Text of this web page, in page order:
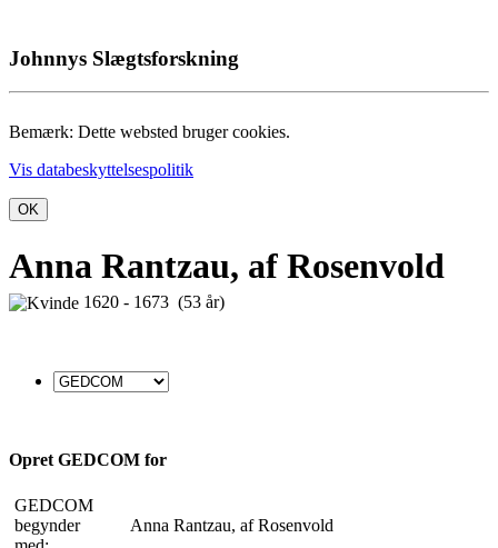
Johnnys Slægtsforskning
Bemærk: Dette websted bruger cookies.
Vis databeskyttelsespolitik
OK
Anna Rantzau, af Rosenvold
1620 - 1673 (53 år)
Opret GEDCOM for
GEDCOM
begynder
Anna Rantzau, af Rosenvold